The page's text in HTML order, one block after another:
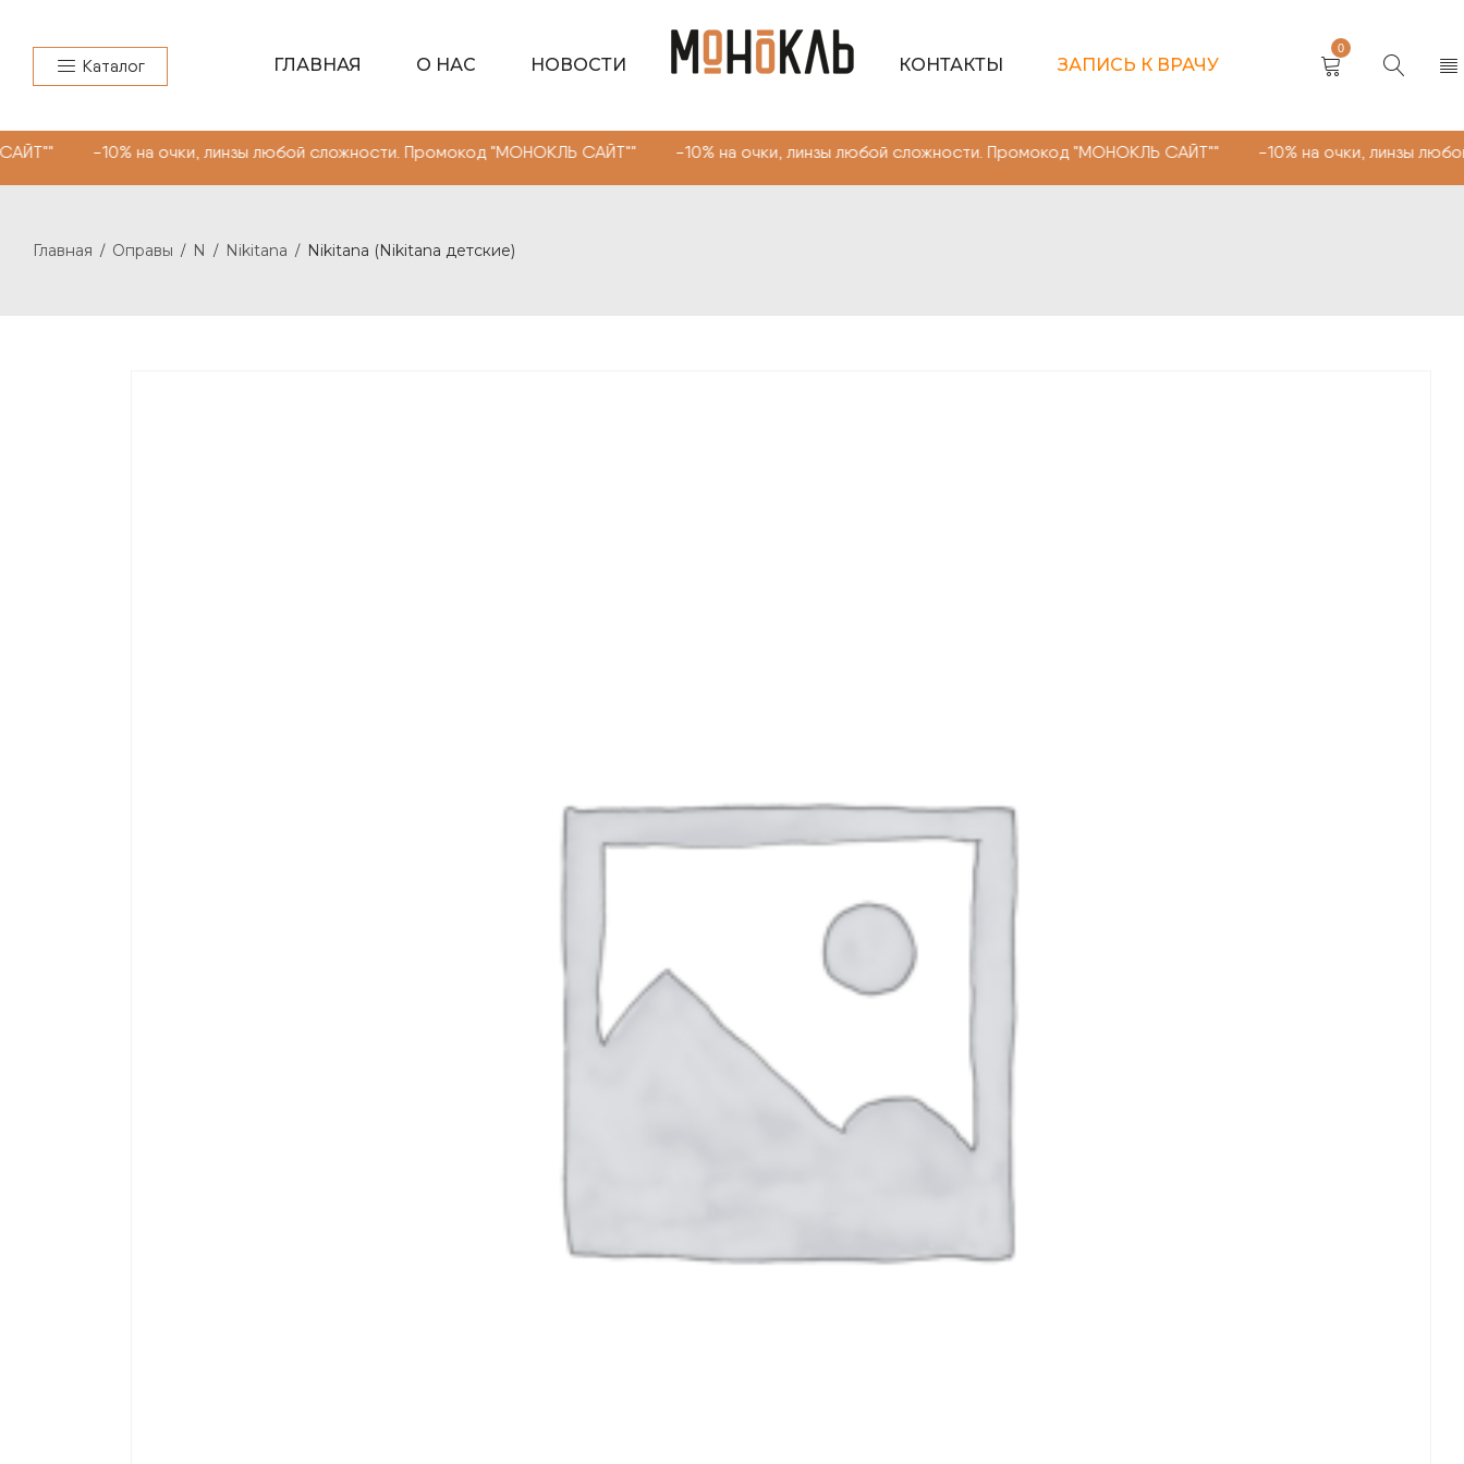
Каталог ГЛАВНАЯ О НАС НОВОСТИ КОНТАКТЫ ЗАПИСЬ К ВРАЧУ
0
очки, линзы любой сложности. Промокод "МОНОКЛЬ САЙТ"" -10% на очки, линзы любой сложности. Промокод "МОНОКЛЬ САЙТ"" -10% на очки, линзы
Главная / Оправы / N / Nikitana / Nikitana (Nikitana детские)